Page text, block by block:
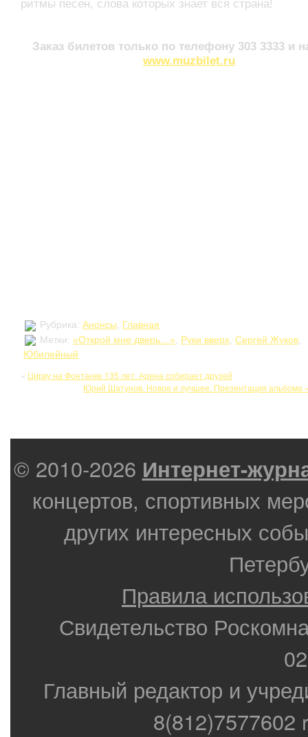
ритмы песен, слова которых знает вся страна!
Заказ билетов только по телефону 303 3333 и
www.muzbilet.ru
Рубрика: Анонсы
Главная
Метки: «Открой мне дверь…» Руки вверх Сергей Жуков
Юбилейный
« Цирку на Фонтанке 135 лет. Арена собирает друзей
Юрий Шатунов. Новое и лучшее. Презентация
© 2010-2026 Интернет-
концертов, спортивных
других интересных
Правила
Свидетельство
Главный редактор и
8(812)7577602